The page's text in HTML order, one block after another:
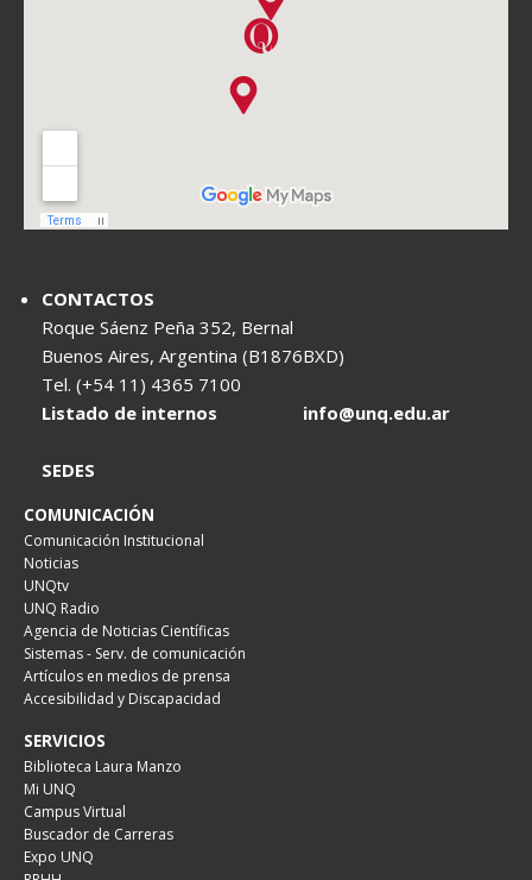
CONTACTOS
Roque Sáenz Peña 352, Bernal
Buenos Aires, Argentina (B1876BXD)
Tel. (+54 11) 4365 7100
Listado de internos
info@unq.edu.ar
SEDES
COMUNICACIÓN
Comunicación Institucional
Noticias
UNQtv
UNQ Radio
Agencia de Noticias Científicas
Sistemas - Serv. de comunicación
Artículos en medios de prensa
Accesibilidad y Discapacidad
SERVICIOS
Biblioteca Laura Manzo
Mi UNQ
Campus Virtual
Buscador de Carreras
Expo UNQ